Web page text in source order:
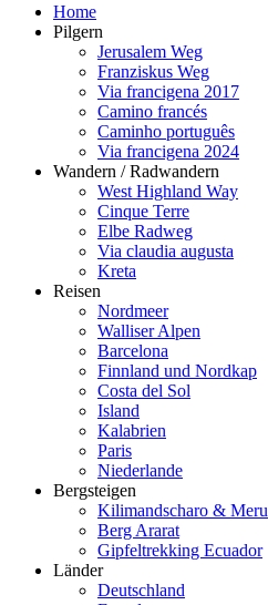
Home
Pilgern
Jerusalem Weg
Franziskus Weg
Via francigena 2017
Camino francés
Caminho português
Via francigena 2024
Wandern / Radwandern
West Highland Way
Cinque Terre
Elbe Radweg
Via claudia augusta
Kreta
Reisen
Nordmeer
Walliser Alpen
Barcelona
Finnland und Nordkap
Costa del Sol
Island
Kalabrien
Paris
Niederlande
Bergsteigen
Kilimandscharo & Meru
Berg Ararat
Gipfeltrekking Ecuador
Länder
Deutschland